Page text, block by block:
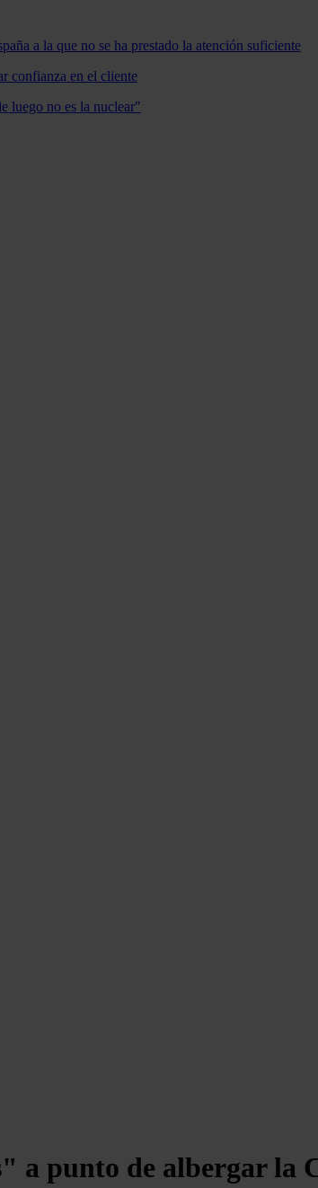
a la que no se ha prestado la atención suficiente
confianza en el cliente
luego no es la nuclear"
a punto de albergar la